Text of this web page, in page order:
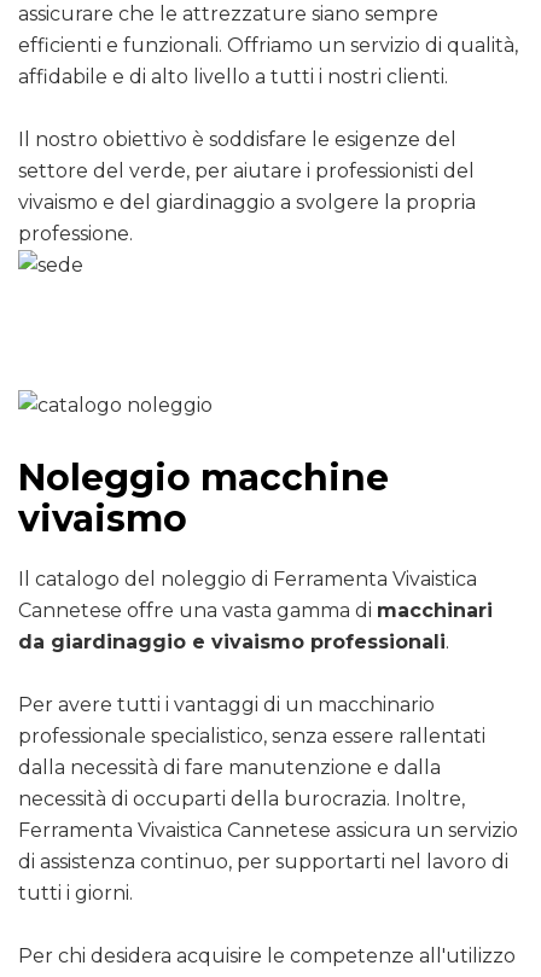
assicurare che le attrezzature siano sempre
efficienti e funzionali. Offriamo un servizio di qualità,
affidabile e di alto livello a tutti i nostri clienti.
Il nostro obiettivo è soddisfare le esigenze del
settore del verde, per aiutare i professionisti del
vivaismo e del giardinaggio a svolgere la propria
professione.
Noleggio macchine
vivaismo
Il catalogo del noleggio di Ferramenta Vivaistica
Cannetese offre una vasta gamma di macchinari
da giardinaggio e vivaismo professionali.
Per avere tutti i vantaggi di un macchinario
professionale specialistico, senza essere rallentati
dalla necessità di fare manutenzione e dalla
necessità di occuparti della burocrazia. Inoltre,
Ferramenta Vivaistica Cannetese assicura un servizio
di assistenza continuo, per supportarti nel lavoro di
tutti i giorni.
Per chi desidera acquisire le competenze all'utilizzo